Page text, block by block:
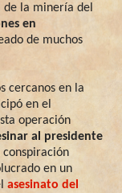
la minería del
en
de muchos
cercanos en la
en el
operación
al presidente
conspiración
en un
asesinato del